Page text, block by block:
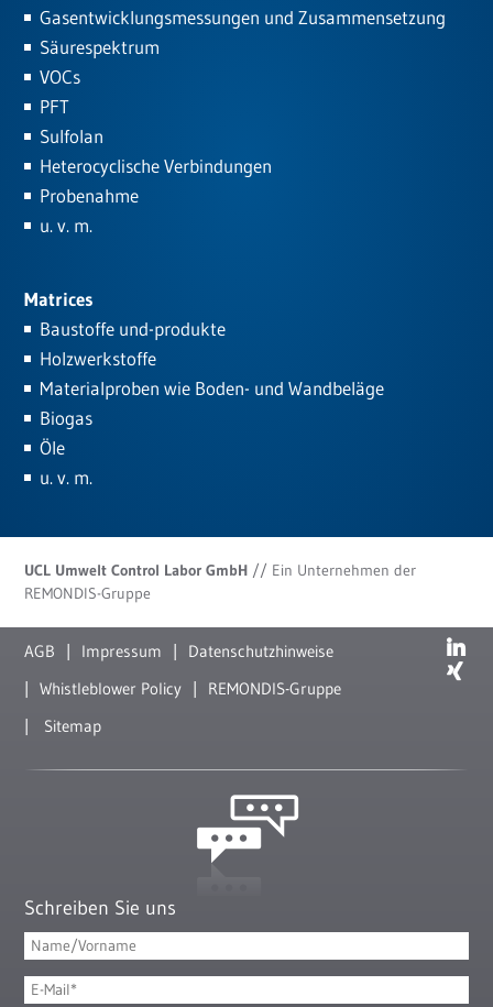
Gasentwicklungsmessungen und Zusammensetzung
Säurespektrum
VOCs
PFT
Sulfolan
Heterocyclische Verbindungen
Probenahme
u. v. m.
Matrices
Baustoffe und-produkte
Holzwerkstoffe
Materialproben wie Boden- und Wandbeläge
Biogas
Öle
u. v. m.
UCL Umwelt Control Labor GmbH // Ein Unternehmen der
REMONDIS-Gruppe
AGB Impressum
Datenschutzhinweise
Whistleblower Policy
REMONDIS-Gruppe
Sitemap
Schreiben Sie uns